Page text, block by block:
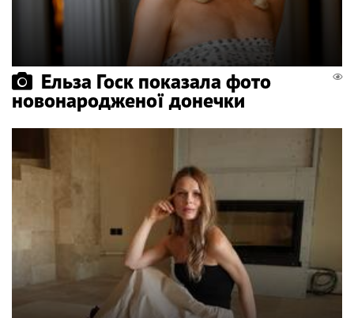
Ельза Госк показала фото
новонародженої донечки